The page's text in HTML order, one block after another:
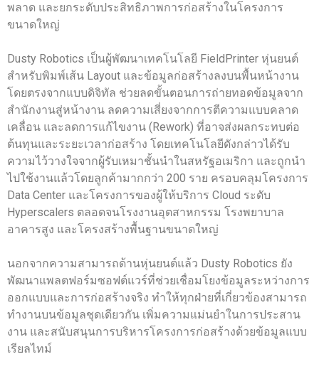
พลาด และยกระดับประสิทธิภาพการก่อสร้างในโครงการ
ขนาดใหญ่
Dusty Robotics เป็นผู้พัฒนาเทคโนโลยี FieldPrinter หุ่นยนต์
สำหรับพิมพ์เส้น Layout และข้อมูลก่อสร้างลงบนพื้นหน้างาน
โดยตรงจากแบบดิจิทัล ช่วยลดขั้นตอนการถ่ายทอดข้อมูลจาก
สำนักงานสู่หน้างาน ลดความเสี่ยงจากการตีความแบบคลาด
เคลื่อน และลดการแก้ไขงาน (Rework) ที่อาจส่งผลกระทบต่อ
ต้นทุนและระยะเวลาก่อสร้าง โดยเทคโนโลยีดังกล่าวได้รับ
ความไว้วางใจจากผู้รับเหมาชั้นนำในสหรัฐอเมริกา และถูกนำ
ไปใช้งานแล้วโดยลูกค้ามากกว่า 200 ราย ครอบคลุมโครงการ
Data Center และโครงการของผู้ให้บริการ Cloud ระดับ
Hyperscalers ตลอดจนโรงงานอุตสาหกรรม โรงพยาบาล
อาคารสูง และโครงสร้างพื้นฐานขนาดใหญ่
นอกจากความสามารถด้านหุ่นยนต์แล้ว Dusty Robotics ยัง
พัฒนาแพลตฟอร์มซอฟต์แวร์ที่ช่วยเชื่อมโยงข้อมูลระหว่างการ
ออกแบบและการก่อสร้างจริง ทำให้ทุกฝ่ายที่เกี่ยวข้องสามารถ
ทำงานบนข้อมูลชุดเดียวกัน เพิ่มความแม่นยำในการประสาน
งาน และสนับสนุนการบริหารโครงการก่อสร้างด้วยข้อมูลแบบ
เรียลไทม์